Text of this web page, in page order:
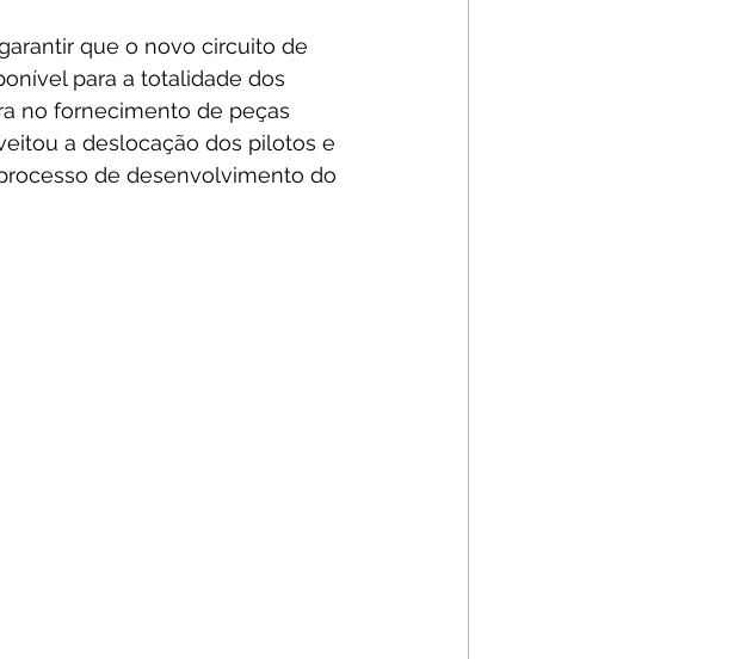
que o novo circuito de
para a totalidade dos
no fornecimento de peças
a deslocação dos pilotos e
de desenvolvimento do